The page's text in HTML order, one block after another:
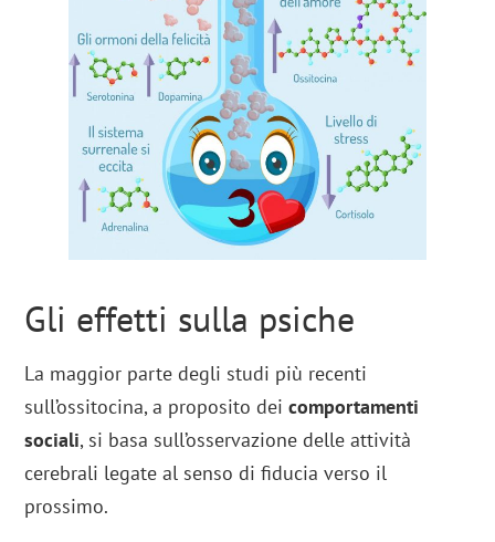
Gli effetti sulla psiche
La maggior parte degli studi più recenti
sull’ossitocina, a proposito deicomportamenti
sociali, si basa sull’osservazione delle attività
cerebrali legate al senso di fiducia verso il
prossimo.